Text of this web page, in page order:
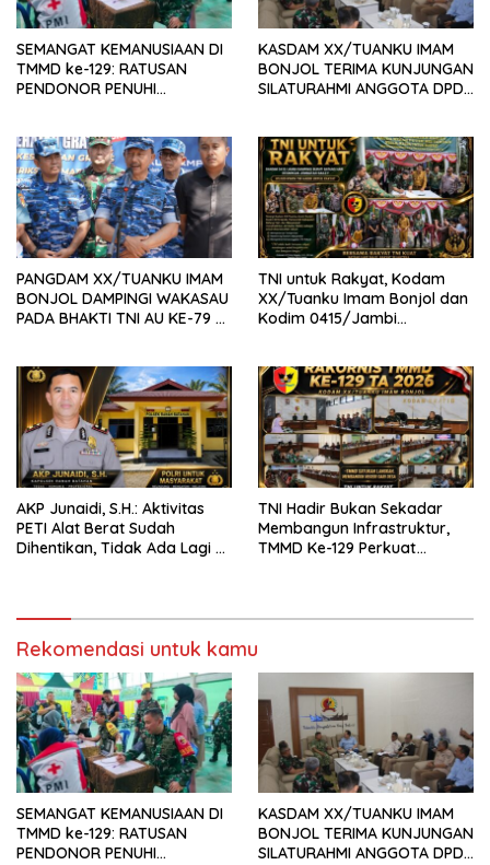
SEMANGAT KEMANUSIAAN DI
TMMD ke-129: RATUSAN
PENDONOR PENUHI
KASDAM XX/TUANKU IMAM
BONJOL TERIMA KUNJUNGAN
SILATURAHMI ANGGOTA DPD
PANGDAM XX/TUANKU IMAM
BONJOL DAMPINGI WAKASAU
PADA BHAKTI TNI AU KE-79 DI
TNI untuk Rakyat, Kodam
XX/Tuanku Imam Bonjol dan
Kodim 0415/Jambi
Batang Hari
AKP Junaidi, S.H.: Aktivitas
PETI Alat Berat Sudah
Dihentikan, Tidak Ada Lagi di
TNI Hadir Bukan Sekadar
Membangun Infrastruktur,
TMMD Ke-129 Perkuat
Rekomendasi untuk kamu
SEMANGAT KEMANUSIAAN DI
TMMD ke-129: RATUSAN
PENDONOR PENUHI
KASDAM XX/TUANKU IMAM
BONJOL TERIMA KUNJUNGAN
SILATURAHMI ANGGOTA DPD